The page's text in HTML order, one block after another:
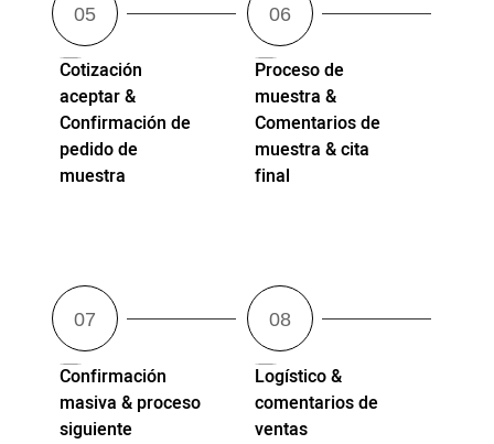
Cotización
aceptar &
Confirmación de
pedido de
muestra
Proceso de
muestra &
Comentarios de
muestra & cita
final
Confirmación
masiva & proceso
siguiente
Logístico &
comentarios de
ventas